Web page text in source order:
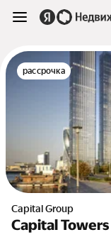
рассрочка
Capital Group
Capital Towers